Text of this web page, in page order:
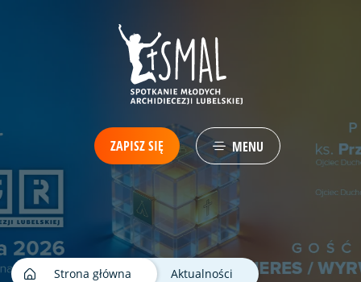
ZAPISZ SIĘ MENU
Strona główna Aktualności